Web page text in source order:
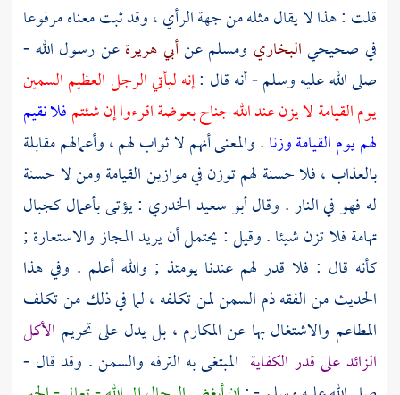
قلت : هذا لا يقال مثله من جهة الرأي ، وقد ثبت معناه مرفوعا
في صحيحيالبخاري ومسلم عنأبي هريرةعن رسول الله -
صلى الله عليه وسلم - أنه قال :إنه ليأتي الرجل العظيم السمين
يوم القيامة لا يزن عند الله جناح بعوضة اقرءوا إن شئتمفلا نقيم
لهم يوم القيامة وزنا.والمعنى أنهم لا ثواب لهم ، وأعمالهم مقابلة
بالعذاب ، فلا حسنة لهم توزن في موازين القيامة ومن لا حسنة
له فهو في النار . وقالأبو سعيد الخدري : يؤتى بأعمال كجبال
تهامة فلا تزن شيئا . وقيل : يحتمل أن يريد المجاز والاستعارة ;
كأنه قال : فلا قدر لهم عندنا يومئذ ; والله أعلم . وفي هذا
الحديث من الفقه ذم السمن لمن تكلفه ، لما في ذلك من تكلف
المطاعم والاشتغال بها عن المكارم ، بل يدل على تحريم الأكل
الزائد على قدر الكفاية المبتغى به الترفه والسمن . وقد قال -